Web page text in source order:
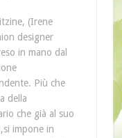
(Irene
designer
in mano dal
Più che
della
che già al suo
impone in